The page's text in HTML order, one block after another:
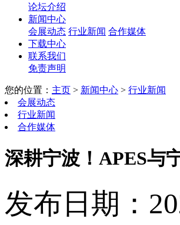
论坛介绍
新闻中心
会展动态 行业新闻 合作媒体
下载中心
联系我们
免责声明
您的位置： 主页 > 新闻中心 > 行业新闻
会展动态
行业新闻
合作媒体
深耕宁波！APES与
发布日期：